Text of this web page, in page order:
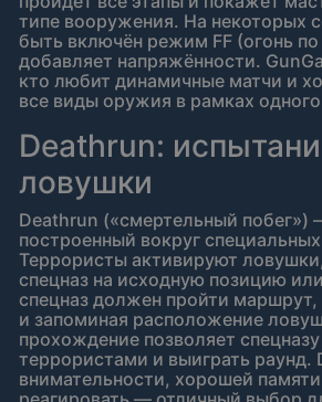
типе вооружения. На некоторых
быть включён режим FF (огонь
добавляет напряжённости.
кто любит динамичные матчи и
все виды оружия в рамках
Deathrun:
ловушки
Deathrun («смертельный
построенный вокруг
Террористы активируют
спецназ на исходную позицию
спецназ должен пройти маршрут,
и запоминая расположение
прохождение позволяет
террористами и выиграть раунд.
внимательности, хорошей